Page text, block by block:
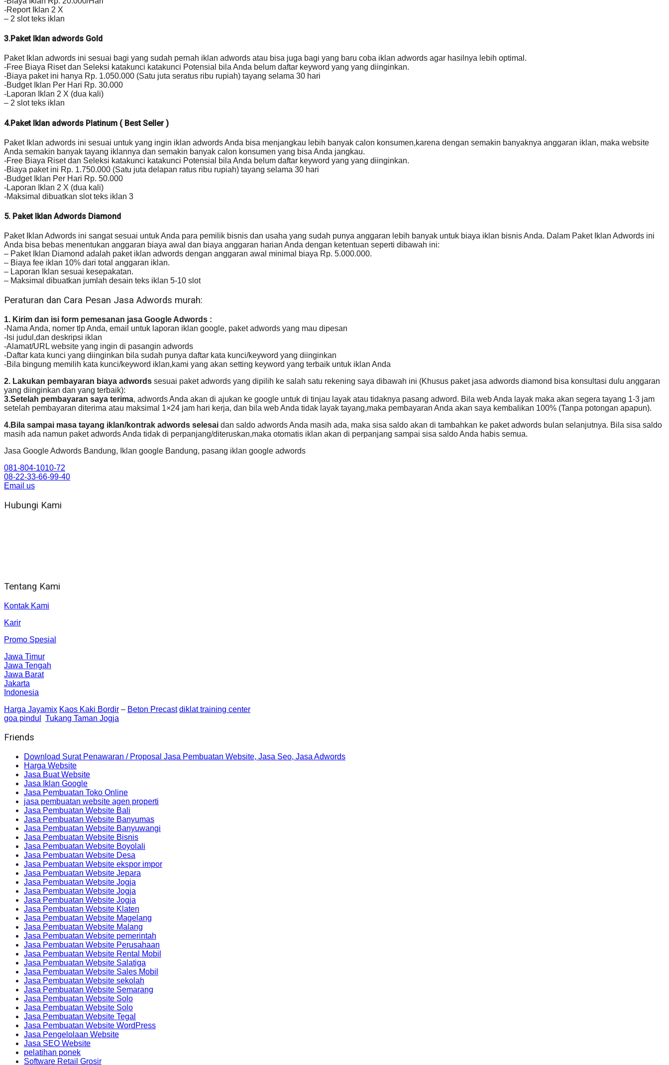
-Report Iklan 2 X
– 2 slot teks iklan
3.Paket Iklan adwords Gold
Paket Iklan adwords ini sesuai bagi yang sudah pernah iklan adwords atau bisa juga bagi yang baru coba iklan adwords agar hasilnya lebih optimal.
-Free Biaya Riset dan Seleksi katakunci katakunci Potensial bila Anda belum daftar keyword yang yang diinginkan.
-Biaya paket ini hanya Rp. 1.050.000 (Satu juta seratus ribu rupiah) tayang selama 30 hari
-Budget Iklan Per Hari Rp. 30.000
-Laporan Iklan 2 X (dua kali)
– 2 slot teks iklan
4.Paket Iklan adwords Platinum ( Best Seller )
Paket Iklan adwords ini sesuai untuk yang ingin iklan adwords Anda bisa menjangkau lebih banyak calon konsumen,karena dengan semakin banyaknya anggaran iklan, maka website
Anda semakin banyak tayang iklannya dan semakin banyak calon konsumen yang bisa Anda jangkau.
-Free Biaya Riset dan Seleksi katakunci katakunci Potensial bila Anda belum daftar keyword yang yang diinginkan.
-Biaya paket ini Rp. 1.750.000 (Satu juta delapan ratus ribu rupiah) tayang selama 30 hari
-Budget Iklan Per Hari Rp. 50.000
-Laporan Iklan 2 X (dua kali)
-Maksimal dibuatkan slot teks iklan 3
5. Paket Iklan Adwords Diamond
Paket Iklan Adwords ini sangat sesuai untuk Anda para pemilik bisnis dan usaha yang sudah punya anggaran lebih banyak untuk biaya iklan bisnis Anda. Dalam Paket Iklan Adwords ini
Anda bisa bebas menentukan anggaran biaya awal dan biaya anggaran harian Anda dengan ketentuan seperti dibawah ini:
– Paket Iklan Diamond adalah paket iklan adwords dengan anggaran awal minimal biaya Rp. 5.000.000.
– Biaya fee iklan 10% dari total anggaran iklan.
– Laporan Iklan sesuai kesepakatan.
– Maksimal dibuatkan jumlah desain teks iklan 5-10 slot
Peraturan dan Cara Pesan Jasa Adwords murah:
1. Kirim dan isi form pemesanan jasa Google Adwords :
-Nama Anda, nomer tlp Anda, email untuk laporan iklan google, paket adwords yang mau dipesan
-Isi judul,dan deskripsi iklan
-Alamat/URL website yang ingin di pasangin adwords
-Daftar kata kunci yang diinginkan bila sudah punya daftar kata kunci/keyword yang diinginkan
-Bila bingung memilih kata kunci/keyword iklan,kami yang akan setting keyword yang terbaik untuk iklan Anda
2. Lakukan pembayaran biaya adwords sesuai paket adwords yang dipilih ke salah satu rekening saya dibawah ini (Khusus paket jasa adwords diamond bisa konsultasi dulu anggaran
yang diinginkan dan yang terbaik):
3.Setelah pembayaran saya terima, adwords Anda akan di ajukan ke google untuk di tinjau layak atau tidaknya pasang adword. Bila web Anda layak maka akan segera tayang 1-3 jam
setelah pembayaran diterima atau maksimal 1×24 jam hari kerja, dan bila web Anda tidak layak tayang,maka pembayaran Anda akan saya kembalikan 100% (Tanpa potongan apapun).
4.Bila sampai masa tayang iklan/kontrak adwords selesai dan saldo adwords Anda masih ada, maka sisa saldo akan di tambahkan ke paket adwords bulan selanjutnya. Bila sisa saldo
masih ada namun paket adwords Anda tidak di perpanjang/diteruskan,maka otomatis iklan akan di perpanjang sampai sisa saldo Anda habis semua.
Jasa Google Adwords Bandung, Iklan google Bandung, pasang iklan google adwords
081-804-1010-72
08-22-33-66-99-40
Email us
Hubungi Kami
Tentang Kami
Kontak Kami
Karir
Promo Spesial
Jawa Timur
Jawa Tengah
Jawa Barat
Jakarta
Indonesia
Harga Jayamix Kaos Kaki Bordir – Beton Precast diklat training center
goa pindul
Tukang Taman Jogja
Friends
Download Surat Penawaran / Proposal Jasa Pembuatan Website, Jasa Seo, Jasa Adwords
Harga Website
Jasa Buat Website
Jasa Iklan Google
Jasa Pembuatan Toko Online
jasa pembuatan website agen properti
Jasa Pembuatan Website Bali
Jasa Pembuatan Website Banyumas
Jasa Pembuatan Website Banyuwangi
Jasa Pembuatan Website Bisnis
Jasa Pembuatan Website Boyolali
Jasa Pembuatan Website Desa
Jasa Pembuatan Website ekspor impor
Jasa Pembuatan Website Jepara
Jasa Pembuatan Website Jogja
Jasa Pembuatan Website Jogja
Jasa Pembuatan Website Jogja
Jasa Pembuatan Website Klaten
Jasa Pembuatan Website Magelang
Jasa Pembuatan Website Malang
Jasa Pembuatan Website pemerintah
Jasa Pembuatan Website Perusahaan
Jasa Pembuatan Website Rental Mobil
Jasa Pembuatan Website Salatiga
Jasa Pembuatan Website Sales Mobil
Jasa Pembuatan Website sekolah
Jasa Pembuatan Website Semarang
Jasa Pembuatan Website Solo
Jasa Pembuatan Website Solo
Jasa Pembuatan Website Tegal
Jasa Pembuatan Website WordPress
Jasa Pengelolaan Website
Jasa SEO Website
pelatihan ponek
Software Retail Grosir